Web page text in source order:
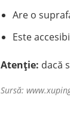
Are o
Este
Atenție: dacă
Sursă: